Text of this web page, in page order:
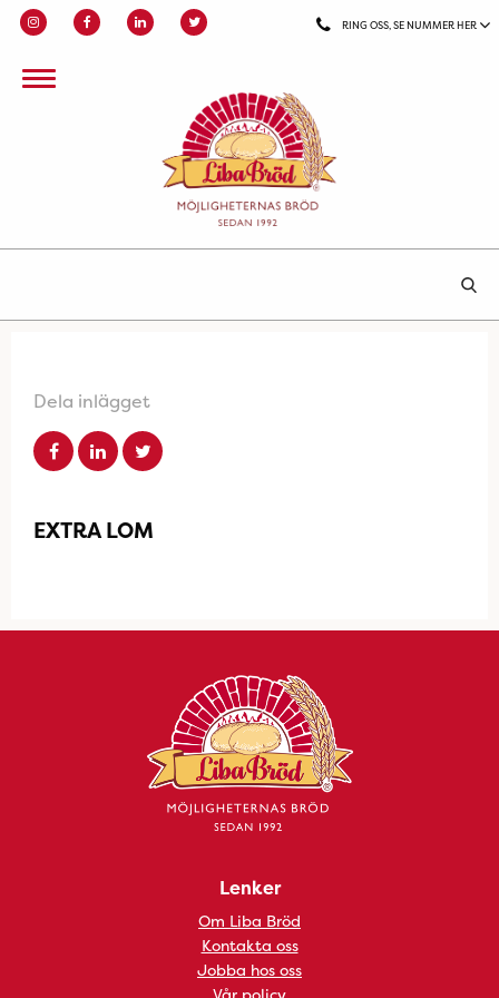
RING OSS, SE NUMMER HER
Dela inlägget
EXTRA LOM
Lenker
Om Liba Bröd
Kontakta oss
Jobba hos oss